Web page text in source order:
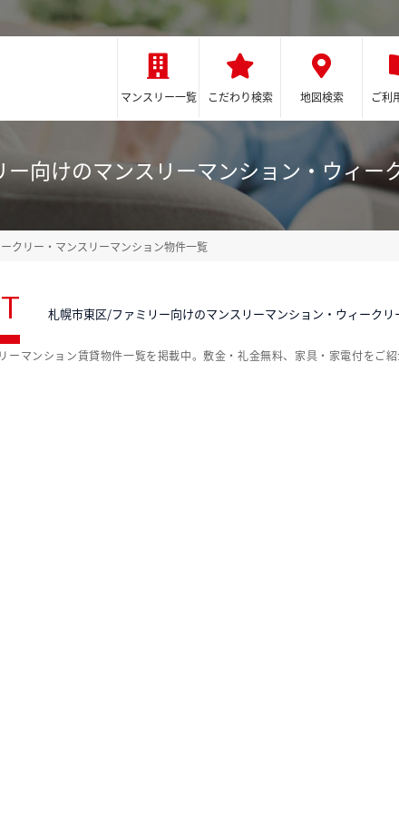
マンスリー一覧 こだわり検索 地図検索 ご利
向けのマンスリーマンション・ウィー
クリー・マンスリーマンション物件一覧
札幌市東区/ファミリー向けのマンスリーマンション・ウィーク
マンション賃貸物件一覧を掲載中。敷金・礼金無料、家具・家電付をご